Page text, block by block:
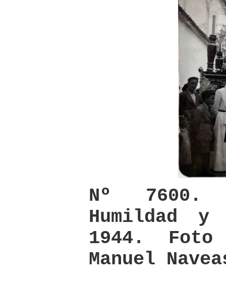
Nº
Humildad y
1944.
Manuel